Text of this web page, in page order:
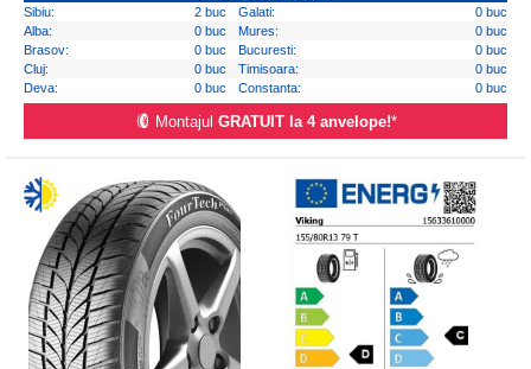
Sibiu: 2 buc Galati:
0 buc
Alba:
0 buc Mures:
0 buc
Brasov:
0 buc Bucuresti:
0 buc
Cluj:
0 buc Timisoara:
0 buc
Deva:
0 buc Constanta: 0 buc
Montajul GRATUIT la 4 anvelope!*